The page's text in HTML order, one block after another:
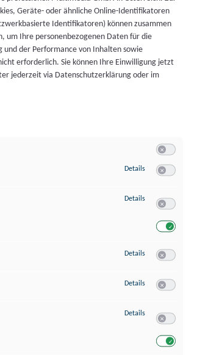
Geräte- oder ähnliche Online-Identifikatoren
Identifikatoren) können zusammen
um Ihre personenbezogenen Daten für die
und der Performance von Inhalten sowie
erforderlich. Sie können Ihre Einwilligung jetzt
jederzeit via Datenschutzerklärung oder im
Details zu Speichern von
Details zu Verwendung
Details zu Erstellung von
Details zu Verwendung von
Details zu Messung der